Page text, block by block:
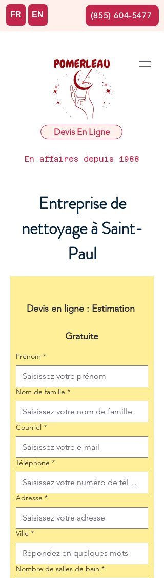
Devis En Ligne
En affaires depuis 1988
FR EN (855) 604-5477
Entreprise de
nettoyage à Saint-
Paul
Devis en ligne : Estimation
Gratuite
Prénom *
Nom de famille *
Courriel *
Téléphone *
Adresse *
Ville *
Nombre de salles de bain *